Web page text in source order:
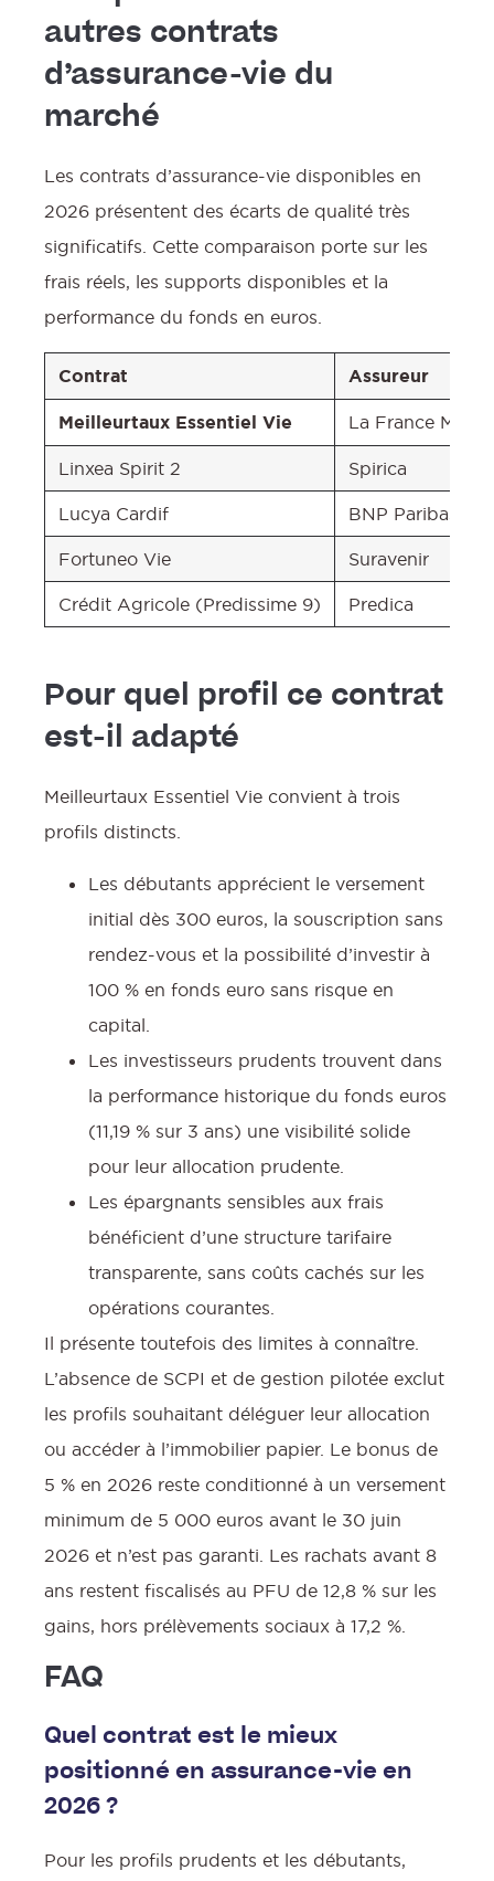
autres contrats
d’assurance-vie du
marché
Les contrats d’assurance-vie disponibles en
2026 présentent des écarts de qualité très
significatifs. Cette comparaison porte sur les
frais réels, les supports disponibles et la
performance du fonds en euros.
Contrat
Assureur
Meilleurtaux Essentiel Vie
La France
Linxea Spirit 2 Spirica
Lucya Cardif BNP Paribas
Fortuneo Vie Suravenir
Crédit Agricole (Predissime 9) Predica
Pour quel profil ce contrat
est-il adapté
Meilleurtaux Essentiel Vie convient à trois
profils distincts.
Les débutants apprécient le versement
initial dès 300 euros, la souscription sans
rendez-vous et la possibilité d’investir à
100 % en fonds euro sans risque en
capital.
Les investisseurs prudents trouvent dans
la performance historique du fonds euros
(11,19 % sur 3 ans) une visibilité solide
pour leur allocation prudente.
Les épargnants sensibles aux frais
bénéficient d’une structure tarifaire
transparente, sans coûts cachés sur les
opérations courantes.
Il présente toutefois des limites à connaître.
L’absence de SCPI et de gestion pilotée exclut
les profils souhaitant déléguer leur allocation
ou accéder à l’immobilier papier. Le bonus de
5 % en 2026 reste conditionné à un versement
minimum de 5 000 euros avant le 30 juin
2026 et n’est pas garanti. Les rachats avant 8
ans restent fiscalisés au PFU de 12,8 % sur les
gains, hors prélèvements sociaux à 17,2 %.
FAQ
Quel contrat est le mieux
positionné en assurance-vie en
2026 ?
Pour les profils prudents et les débutants,